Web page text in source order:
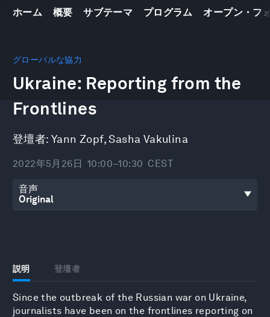
ホーム 概要 サブテーマ プログラム オープン・フ
グローバルな協力
Ukraine: Reporting from the
Frontlines
登壇者: Yann Zopf,Sasha Vakulina
2022年5月26日 10:00–10:30 CEST
音声
説明 登壇者
Since the outbreak of the Russian war on Ukraine,
journalists have been on the frontlines reporting on
seconds
41
minutes,
seconds